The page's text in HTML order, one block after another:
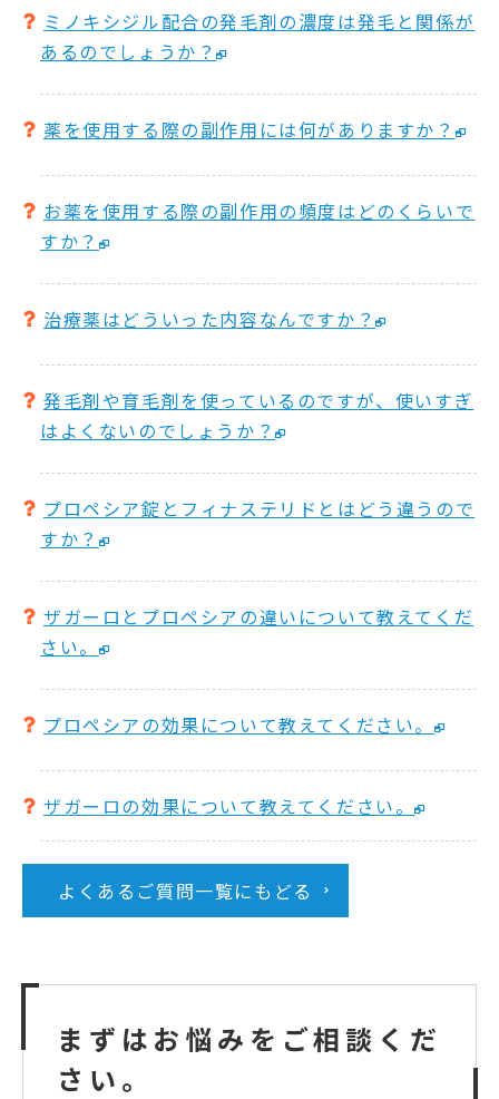
ミノキシジル配合の発毛剤の濃度は発毛と関係が
あるのでしょうか？
薬を使用する際の副作用には何がありますか？
お薬を使用する際の副作用の頻度はどのくらいで
すか？
治療薬はどういった内容なんですか？
発毛剤や育毛剤を使っているのですが、使いすぎ
はよくないのでしょうか？
プロペシア錠とフィナステリドとはどう違うので
すか？
ザガーロとプロペシアの違いについて教えてくだ
さい。
プロペシアの効果について教えてください。
ザガーロの効果について教えてください。
よくあるご質問一覧にもどる
まずはお悩みをご相談くだ
さい。